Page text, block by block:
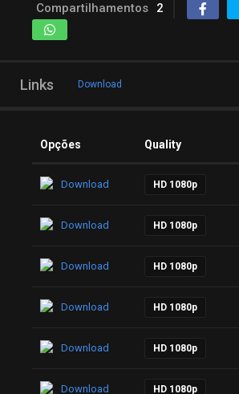
Compartilhamentos 2
Links Download
Opções Quality
Download HD 1080p
Download HD 1080p
Download HD 1080p
Download HD 1080p
Download HD 1080p
Download HD 1080p